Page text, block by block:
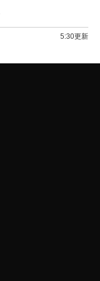
5:30更新